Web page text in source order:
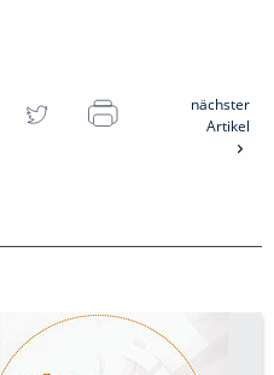
nächster
Artikel